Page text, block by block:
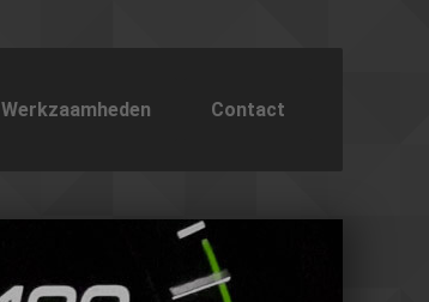
Werkzaamheden Contact